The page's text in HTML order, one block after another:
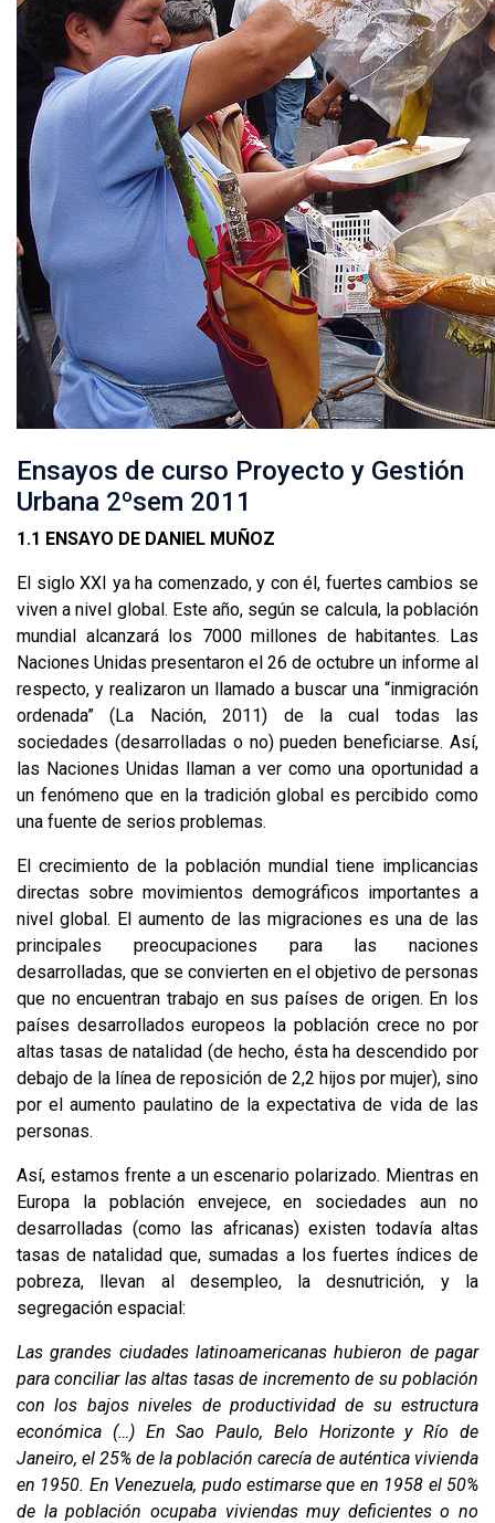
Ensayos de curso Proyecto y Gestión
Urbana 2ºsem 2011
1.1 ENSAYO DE DANIEL MUÑOZ
El siglo XXI ya ha comenzado, y con él, fuertes cambios se
viven a nivel global. Este año, según se calcula, la población
mundial alcanzará los 7000 millones de habitantes. Las
Naciones Unidas presentaron el 26 de octubre un informe al
respecto, y realizaron un llamado a buscar una “inmigración
ordenada” (La Nación, 2011) de la cual todas las
sociedades (desarrolladas o no) pueden beneficiarse. Así,
las Naciones Unidas llaman a ver como una oportunidad a
un fenómeno que en la tradición global es percibido como
una fuente de serios problemas.
El crecimiento de la población mundial tiene implicancias
directas sobre movimientos demográficos importantes a
nivel global. El aumento de las migraciones es una de las
principales preocupaciones para las naciones
desarrolladas, que se convierten en el objetivo de personas
que no encuentran trabajo en sus países de origen. En los
países desarrollados europeos la población crece no por
altas tasas de natalidad (de hecho, ésta ha descendido por
debajo de la línea de reposición de 2,2 hijos por mujer), sino
por el aumento paulatino de la expectativa de vida de las
personas.
Así, estamos frente a un escenario polarizado. Mientras en
Europa la población envejece, en sociedades aun no
desarrolladas (como las africanas) existen todavía altas
tasas de natalidad que, sumadas a los fuertes índices de
pobreza, llevan al desempleo, la desnutrición, y la
segregación espacial:
Las grandes ciudades latinoamericanas hubieron de pagar
para conciliar las altas tasas de incremento de su población
con los bajos niveles de productividad de su estructura
económica (…) En Sao Paulo, Belo Horizonte y Río de
Janeiro, el 25% de la población carecía de auténtica vivienda
en 1950. En Venezuela, pudo estimarse que en 1958 el 50%
de la población ocupaba viviendas muy deficientes o no